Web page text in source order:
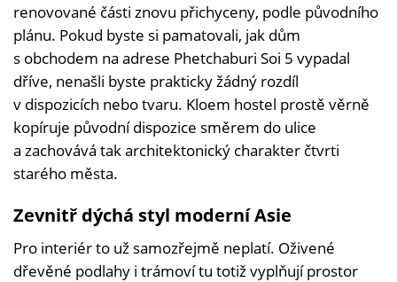
renovované části znovu přichyceny, podle původního
plánu. Pokud byste si pamatovali, jak dům
s obchodem na adrese Phetchaburi Soi 5 vypadal
dříve, nenašli byste prakticky žádný rozdíl
v dispozicích nebo tvaru. Kloem hostel prostě věrně
kopíruje původní dispozice směrem do ulice
a zachovává tak architektonický charakter čtvrti
starého města.
Zevnitř dýchá styl moderní Asie
Pro interiér to už samozřejmě neplatí. Oživené
dřevěné podlahy i trámoví tu totiž vyplňují prostor